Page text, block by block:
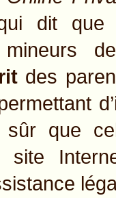
dit que
mineurs
des
sûr que
site